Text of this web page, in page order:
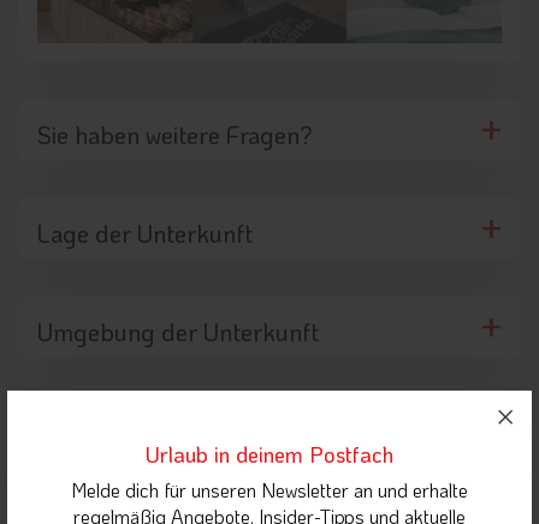
Sie haben weitere Fragen?
Lage der Unterkunft
Umgebung der Unterkunft
Urlaub in deinem Postfach
Melde dich für unseren Newsletter an und erhalte
regelmäßig Angebote, Insider-Tipps und aktuelle